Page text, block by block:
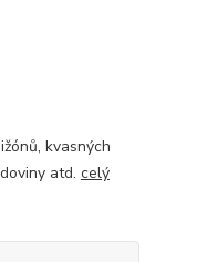
kvasných
atd. celý